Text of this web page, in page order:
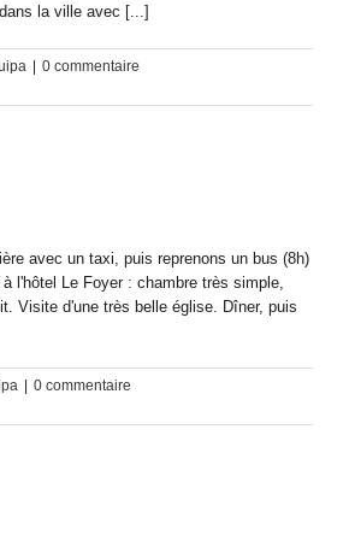
la ville avec [...]
0 commentaire
avec un taxi, puis reprenons un bus (8h)
l'hôtel Le Foyer : chambre très simple,
Visite d'une très belle église. Dîner, puis
0 commentaire